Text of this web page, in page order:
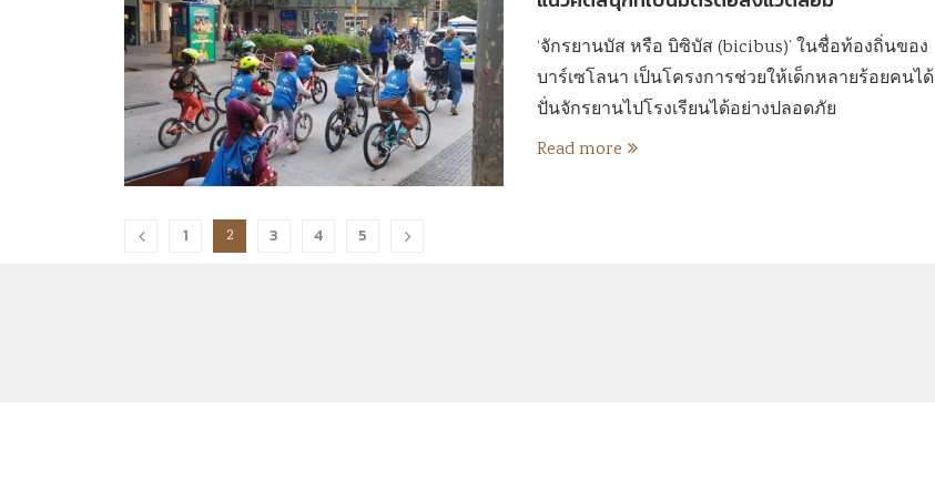
‘จักรยานบัส หรือ บิซิบัส (bicibus)’ ในชื่อท้องถิ่นของ
บาร์เซโลนา เป็นโครงการช่วยให้เด็กหลายร้อยคนได้
ปั่นจักรยานไปโรงเรียนได้อย่างปลอดภัย
Read more
1 2 3 4 5